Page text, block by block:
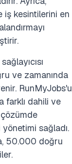
iş kesintilerini en
ve zamanında
RunMyJobs'u
farklı dahili ve
sağladı.
50.000 doğru